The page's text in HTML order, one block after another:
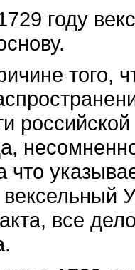
году
того,
все